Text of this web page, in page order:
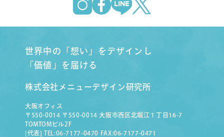
世界中の「想い」をデザインし
「価値」を届ける
株式会社メニューデザイン研究所
大阪オフィス
〒550-0014 〒550-0014 大阪市西区北堀江１丁目16-7
TOMTOMビル2F
[代表] TEL:06-7177-0470 FAX:06-7177-0471